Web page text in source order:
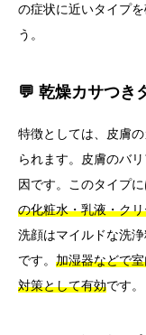
の症状に近いタイプ
う。
💬 乾燥カサつき
特徴としては、皮膚
られます。皮膚のバ
因です。このタイプに
の化粧水・乳液・ク
洗顔はマイルドな洗
です。 加湿器などで
対策として有効です。